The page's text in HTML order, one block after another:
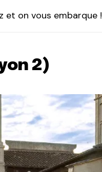
et on vous embarque !
2)